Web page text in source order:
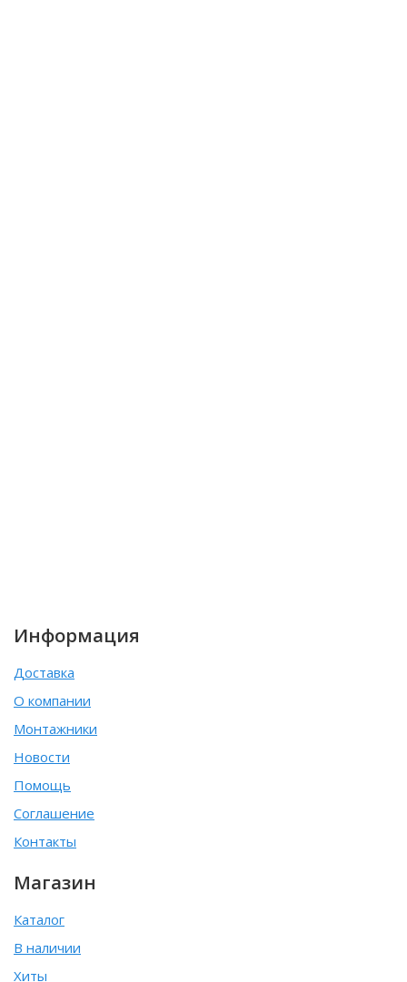
Информация
Доставка
О компании
Монтажники
Новости
Помощь
Соглашение
Контакты
Магазин
Каталог
В наличии
Хиты